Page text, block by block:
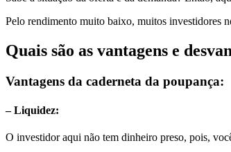
Pelo rendimento muito baixo, muitos investidores
Quais são as vantagens e
Vantagens da caderneta da poupança:
– Liquidez:
O investidor aqui não tem dinheiro preso, pois,